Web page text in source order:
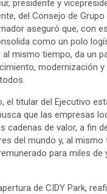
presidente y
del Consejo de
aseguró que, con
como un polo
al mismo tiempo, da un
modernización y
el titular del Ejecutivo
que las empresas
cadenas de valor, a fin
del mundo y, al mismo
para miles de
de CIDY Park,